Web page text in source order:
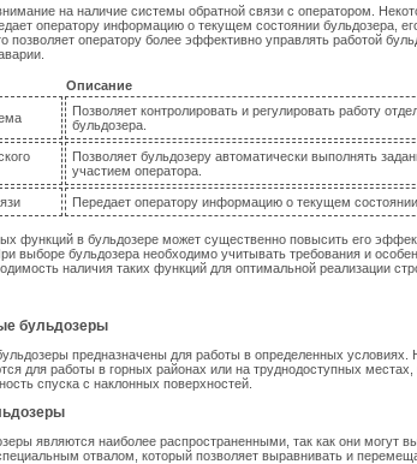
на наличие системы обратной связи с оператором.
оператору информацию о текущем состоянии бульдозера,
позволяет оператору более эффективно управлять работой
Описание
Позволяет контролировать и регулировать работу
бульдозера.
Позволяет бульдозеру автоматически выполнять
участием оператора.
Передает оператору информацию о текущем состоянии
функций в бульдозере может существенно повысить его
выборе бульдозера необходимо учитывать требования и
наличия таких функций для оптимальной реализации
бульдозеры
предназначены для работы в определенных
для работы в горных районах или на труднодоступных местах,
спуска с наклонных поверхностей.
являются наиболее распространенными, так как они могут
отвалом, который позволяет выравнивать и